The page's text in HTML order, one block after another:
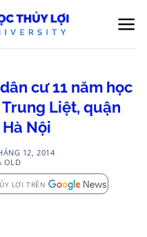
cư 11 năm học
Liệt, quận
Nội
12, 2014
OLD
LỢI TRÊN